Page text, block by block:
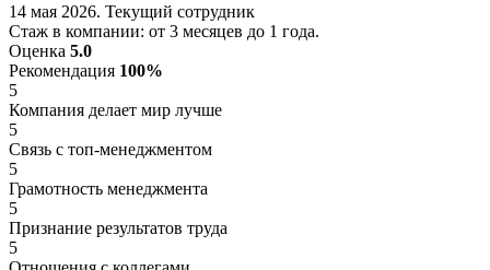
14 мая 2026. Текущий сотрудник
Стаж в компании: от 3 месяцев до 1 года.
Оценка 5.0
Рекомендация 100%
5
Компания делает мир лучше
5
Связь с топ-менеджментом
5
Грамотность менеджмента
5
Признание результатов труда
5